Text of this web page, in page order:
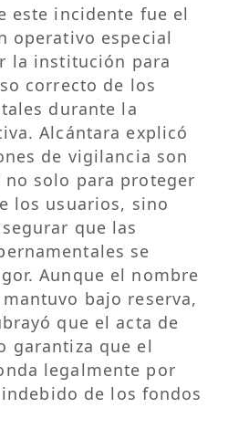
este incidente fue el
operativo especial
la institución para
correcto de los
durante la
Alcántara explicó
de vigilancia son
solo para proteger
los usuarios, sino
que las
se
Aunque el nombre
bajo reserva,
que el acta de
garantiza que el
legalmente por
de los fondos